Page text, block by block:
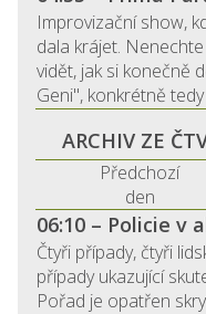
Improvizační show,
dala krájet.
vidět, jak si konečně
Geni", konkrétně
ARCHIV ZE
Předchozí
den
06:10 – Policie v
Čtyři případy, čtyři
případy ukazující
Pořad je opatřen